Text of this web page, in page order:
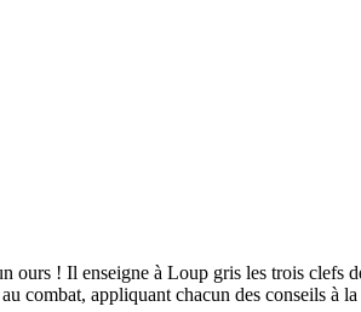
ours ! Il enseigne à Loup gris les trois clefs
appliquant chacun des conseils à